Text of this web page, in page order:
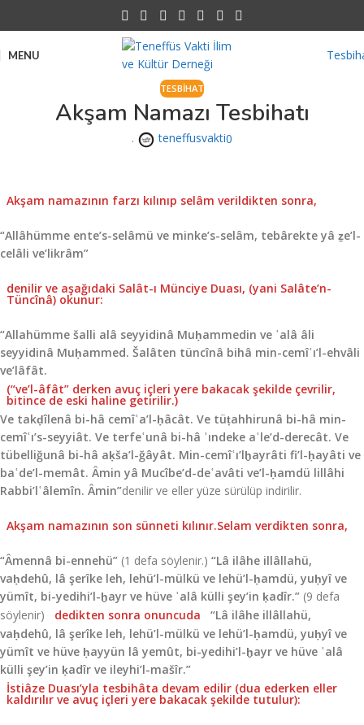
MENU
TESBIHAT
Akşam Namazı Tesbihatı
. teneffusvakti0
Akşam namazının farzı kılınıp selâm verildikten sonra,
“Allâhümme ente’s-selâmü ve minke’s-selâm, tebârekte yâ ẕe’l-
celâli ve’likrâm”
denilir ve aşağıdaki Salât-ı Münciye Duası, (yani Salâte’n-
Tüncînâ) oku­nur:
“Allahümme šalli alâ seyyidinâ Muḥammedin ve ʿalâ âli
seyyidinâ Muḥammed. Šalâten tüncînâ bihâ min-cemîʿı’l-ehvâli
ve’lâfât.
(“ve’l-âfât” derken avuç içleri yere bakacak şekilde çevrilir,
bitince de eski haline getirilir.)
Ve takḍîlenâ bi-hâ cemîʿa’l-ḥâcât. Ve tüṭahhirunâ bi-hâ min-
cemîʿı’s-seyyiât. Ve terfeʿunâ bi-hâ ʿındeke aʿle’d-derecât. Ve
tübelliğunâ bi-hâ aḳša’l-ğâyât. Min-cemîʿı’lḫayrâti fi’l-ḥayâti ve
baʿde’l-memât. Âmin yâ Mucîbe’d-deʿavâti ve’l-ḥamdü lillâhi
Rabbi’lʿâlemîn. Âmin”denilir ve eller yüze sürülüp indirilir.
Akşam namazının son sünneti kılınır.Selam verdikten sonra,
“Âmennâ bi-ennehü” (1 defa söylenir.) “Lâ ilâhe illâllahü,
vaḥdehû, lâ şerîke leh, lehü’l-mülkü ve lehü’l-ḥamdü, yuḥyî ve
yümît, bi-yedihi’l-ḫayr ve hüve ʿalâ külli şey’in ḳadîr.” (9 defa
söy­lenir)
dedikten sonra onuncuda
“Lâ ilâhe illâllahü,
vaḥdehû, lâ şerîke leh, lehü’l-mülkü ve lehü’l-ḥamdü, yuḥyî ve
yümît ve hüve ḥayyün lâ yemût, bi-yedihi’l-ḫayr ve hüve ʿalâ
külli şey’in ḳadîr ve ileyhi’l-mašîr.”
İstiâze Duası’yla tesbihâta devam edilir (dua eder­ken eller
kaldırılır ve avuç içleri yere bakacak şekilde tutulur):